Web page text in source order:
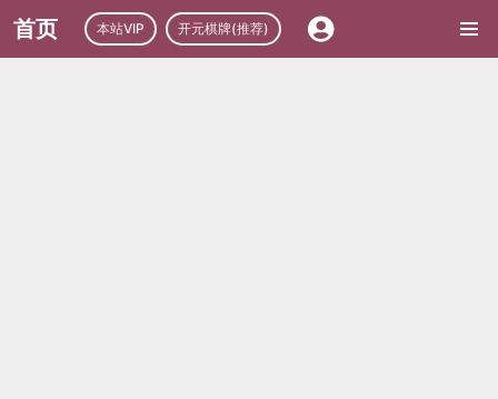
首页 本站VIP 开元棋牌(推荐)